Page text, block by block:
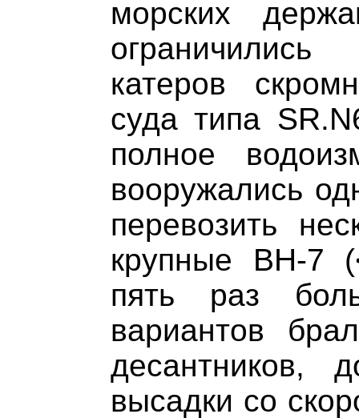
морских
катеров
суда типа
полное
вооружались
перевозить
крупные ВН-7
пять раз
вариантов
десантников,
высадки со